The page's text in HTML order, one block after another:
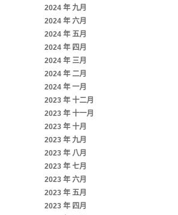
2024 年 九月
2024 年 六月
2024 年 五月
2024 年 四月
2024 年 三月
2024 年 二月
2024 年 一月
2023 年 十二月
2023 年 十一月
2023 年 十月
2023 年 九月
2023 年 八月
2023 年 七月
2023 年 六月
2023 年 五月
2023 年 四月